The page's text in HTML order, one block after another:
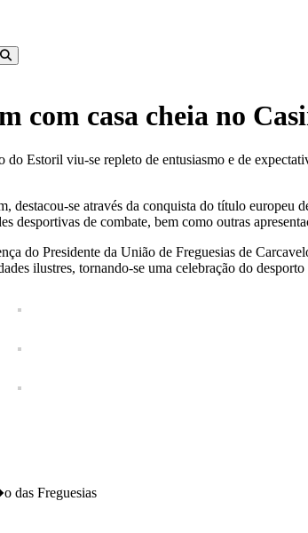
com casa cheia no
do Estoril viu-se repleto de entusiasmo e de
destacou-se através da conquista do título
desportivas de combate, bem como outras
do Presidente da União de Freguesias de
ilustres, tornando-se uma celebração do